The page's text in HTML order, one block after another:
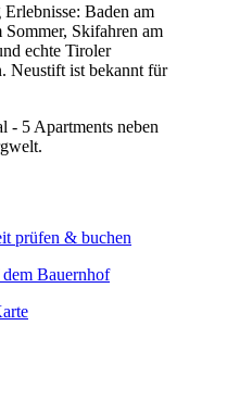
Baden am
Sommer, Skifahren am
echte Tiroler
Neustift ist bekannt für
- 5 Apartments neben
prüfen & buchen
Bauernhof